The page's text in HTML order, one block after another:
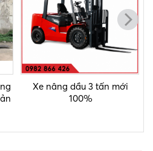
Xe nâng dầu 3 tấn mới
100%